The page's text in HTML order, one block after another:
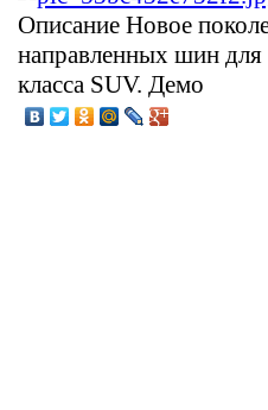
Описание Новое
направленных шин
класса SUV. Демо